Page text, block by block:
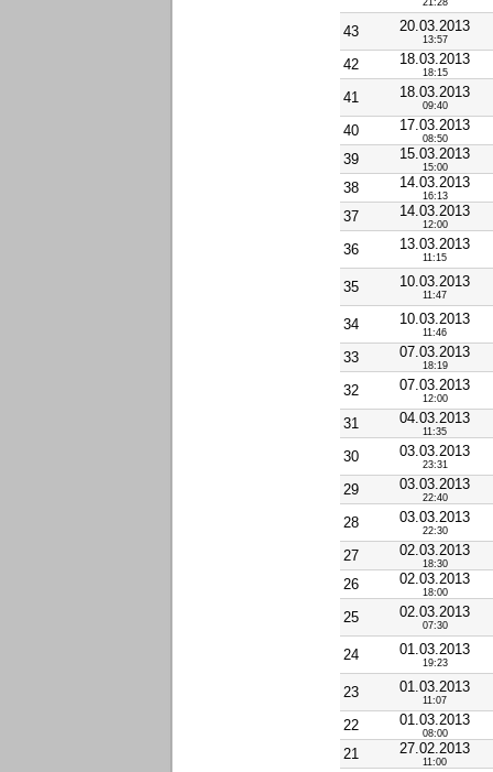
21:28
43 20.03.2013
13:57
42 18.03.2013
18:15
41 18.03.2013
09:40
40 17.03.2013
08:50
39 15.03.2013
15:00
38 14.03.2013
16:13
37 14.03.2013
12:00
36 13.03.2013
11:15
35 10.03.2013
11:47
34 10.03.2013
11:46
33 07.03.2013
18:19
32 07.03.2013
12:00
31 04.03.2013
11:35
30 03.03.2013
23:31
29 03.03.2013
22:40
28 03.03.2013
22:30
27 02.03.2013
18:30
26 02.03.2013
18:00
25 02.03.2013
07:30
24 01.03.2013
19:23
23 01.03.2013
11:07
22 01.03.2013
08:00
21 27.02.2013
11:00